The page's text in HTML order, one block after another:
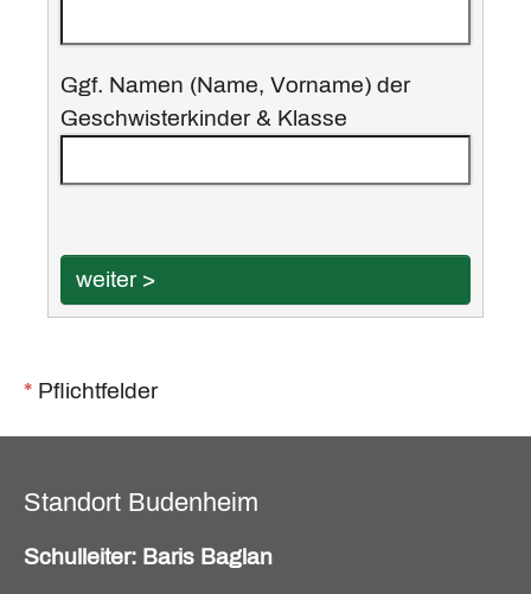
Ggf. Namen (Name, Vorname) der
Geschwisterkinder & Klasse
>
* Pflichtfelder
Standort Budenheim
Schulleiter: Baris Baglan